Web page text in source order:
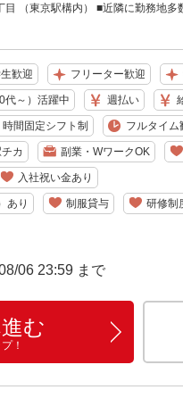
（東京駅構内） ■近隣に勤務地多
歓迎 フリーター歓迎
代～）活躍中 週払い
時間固定シフト制 フルタイム
カ 副業・WワークOK
入社祝い金あり
あり 制服貸与 研修制
06 23:59 まで
む
！